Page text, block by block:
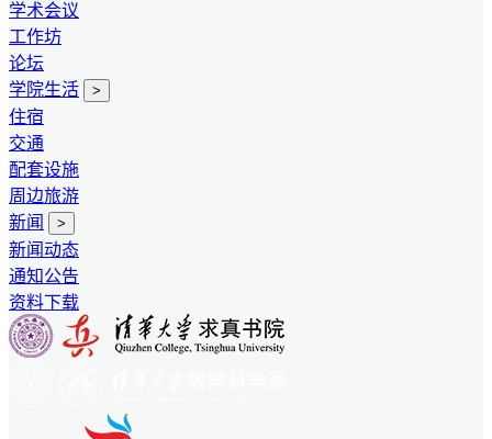
学术会议
工作坊
论坛
学院生活
>
住宿
交通
配套设施
周边旅游
新闻
>
新闻动态
通知公告
资料下载